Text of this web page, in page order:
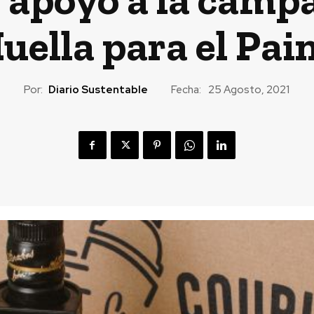
para el
Por: Diario Sustentable Fecha: 25 Agosto, 2021